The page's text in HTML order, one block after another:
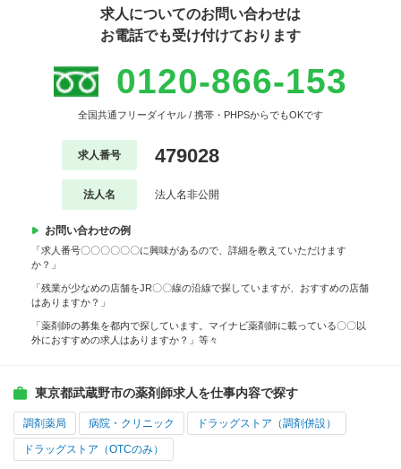
求人についてのお問い合わせは
お電話でも受け付けております
0120-866-153
全国共通フリーダイヤル / 携帯・PHPSからでもOKです
求人番号 479028
法人名 法人名非公開
お問い合わせの例
「求人番号〇〇〇〇〇〇に興味があるので、詳細を教えていただけます
か？」
「残業が少なめの店舗をJR〇〇線の沿線で探していますが、おすすめの店舗
はありますか？」
「薬剤師の募集を都内で探しています。マイナビ薬剤師に載っている〇〇以
外におすすめの求人はありますか？」等々
東京都武蔵野市の薬剤師求人を仕事内容で探す
調剤薬局 病院・クリニック ドラッグストア（調剤併設）
ドラッグストア（OTCのみ）